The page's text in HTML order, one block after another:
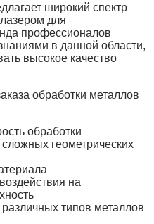
широкий спектр
для
профессионалов
в данной области,
высокое качество
обработки металлов
обработки
геометрических
на
типов металлов